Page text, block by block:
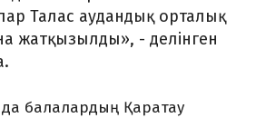
Талас аудандық орталық
жатқызылды», - делінген
балалардың Қаратау